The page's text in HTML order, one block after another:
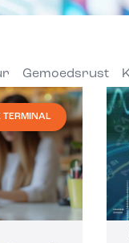
Gemoedsrust
TERMINAL